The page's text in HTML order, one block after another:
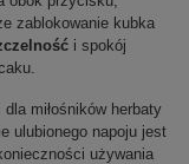
zablokowanie kubka
i spokój
miłośników herbaty
ulubionego napoju jest
używania